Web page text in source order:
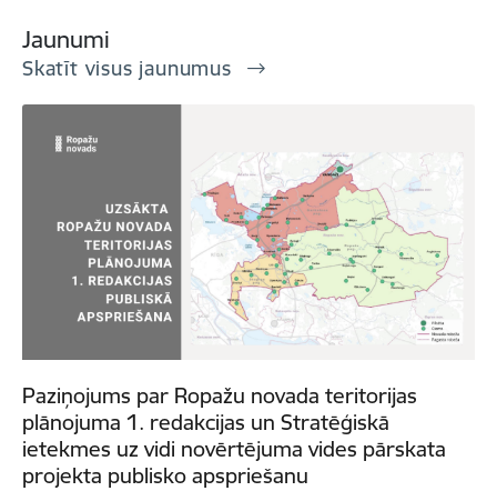
Jaunumi
Skatīt visus jaunumus
Paziņojums par Ropažu novada teritorijas
plānojuma 1. redakcijas un Stratēģiskā
ietekmes uz vidi novērtējuma vides pārskata
projekta publisko apspriešanu